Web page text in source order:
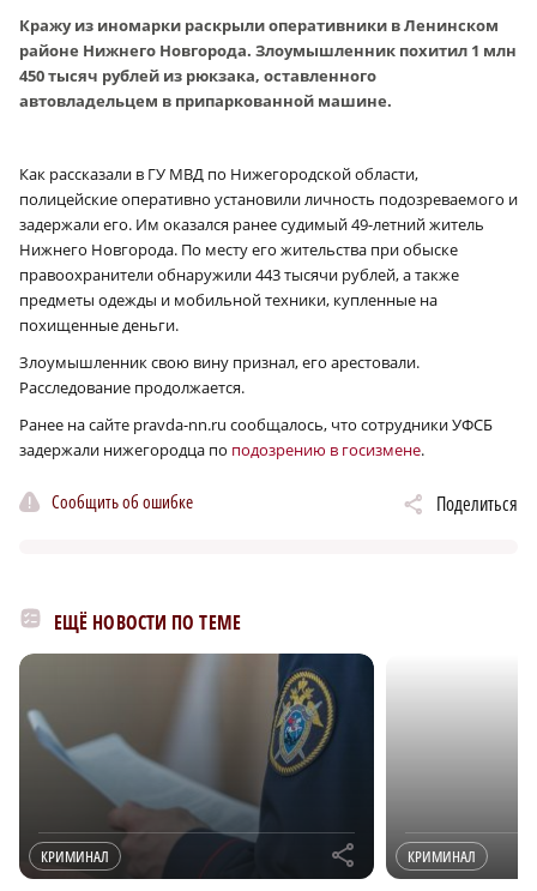
Кражу из иномарки раскрыли оперативники в Ленинском
районе Нижнего Новгорода. Злоумышленник похитил 1 млн
450 тысяч рублей из рюкзака, оставленного
автовладельцем в припаркованной машине.
Как рассказали в ГУ МВД по Нижегородской области,
полицейские оперативно установили личность подозреваемого и
задержали его. Им оказался ранее судимый 49-летний житель
Нижнего Новгорода. По месту его жительства при обыске
правоохранители обнаружили 443 тысячи рублей, а также
предметы одежды и мобильной техники, купленные на
похищенные деньги.
Злоумышленник свою вину признал, его арестовали.
Расследование продолжается.
Ранее на сайте pravda-nn.ru сообщалось, что сотрудники УФСБ
задержали нижегородца по подозрению в госизмене.
Сообщить об ошибке Поделиться
ЕЩЁ НОВОСТИ ПО ТЕМЕ
КРИМИНАЛ r КРИМИНАЛ